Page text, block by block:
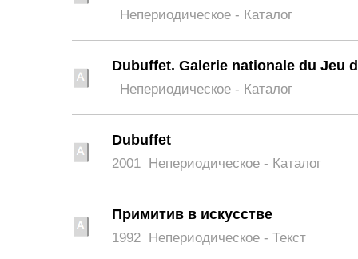
Непериодическое - Каталог
Dubuffet. Galerie nationale du Jeu
Непериодическое - Каталог
Dubuffet
2001 Непериодическое - Каталог
Примитив в искусстве
1992 Непериодическое - Текст